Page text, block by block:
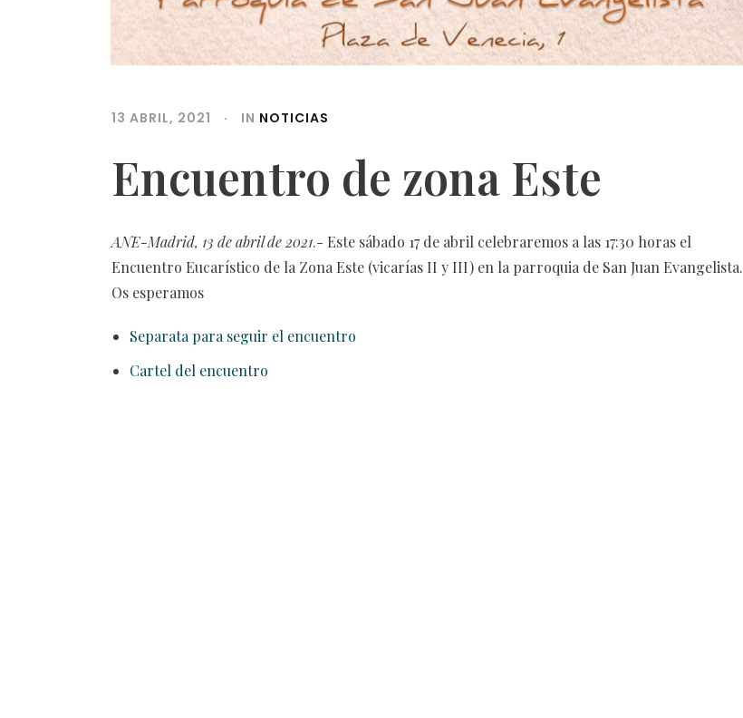
13 ABRIL, 2021 IN NOTICIAS
Encuentro de zona Este
ANE-Madrid, 13 de abril de 2021.- Este sábado 17 de abril celebraremos a las 17:30 horas el
Encuentro Eucarístico de la Zona Este (vicarías II y III) en la parroquia de San Juan Evangelista.
Os esperamos
Separata para seguir el encuentro
Cartel del encuentro